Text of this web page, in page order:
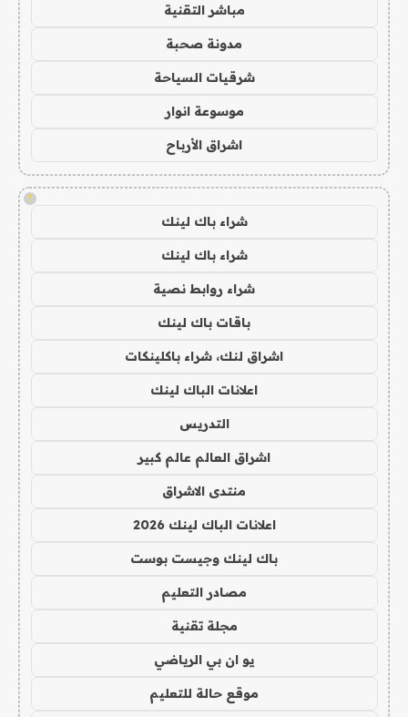
مباشر التقنية
مدونة صحبة
شرقيات السياحة
موسوعة انوار
اشراق الأرباح
!
شراء باك لينك
شراء باك لينك
شراء روابط نصية
باقات باك لينك
اشراق لنك، شراء باكلينكات
اعلانات الباك لينك
التدريس
اشراق العالم عالم كبير
منتدى الاشراق
اعلانات الباك لينك 2026
باك لينك وجيست بوست
مصادر التعليم
مجلة تقنية
يو ان بي الرياضي
موقع حالة للتعليم